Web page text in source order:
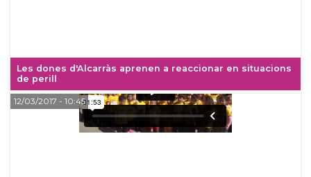
Les dones d'Alcarràs aprenen a reaccionar en situacions
de perill
12/03/2017 - 10:45